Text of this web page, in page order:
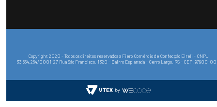
Copyright 2020 - Todos os direitos reservados a Fiero Comércio de Confecção Eireli - CNPJ
33.564.264/0001-27 Rua São Francisco, 1320 - Bairro Esplanada - Cerro Largo, RS - CEP: 97900-